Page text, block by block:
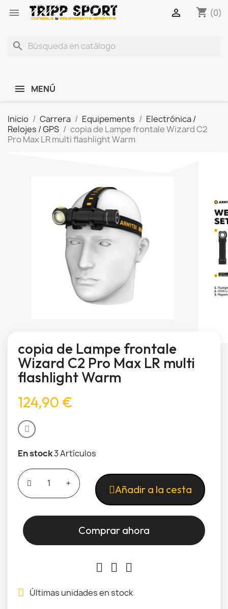
 shopping_cart (0)

search
MENÚ
Inicio Carrera Equipements
Electrónica /
Relojes / GPS
copia de Lampe frontale Wizard C2
Pro Max LR multi flashlight Warm
copia de Lampe frontale
Wizard C2 Pro Max LR multi
flashlight Warm
124,90 €
En stock3 Artículos
Añadir a la cesta
Comprar ahora
Últimas unidades en stock